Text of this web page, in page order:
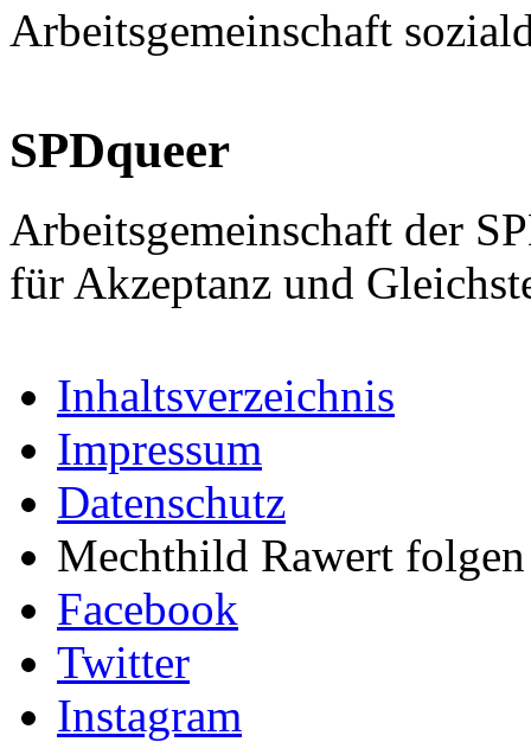
Arbeitsgemeinschaft
SPDqueer
Arbeitsgemeinschaft der
für Akzeptanz und
Inhaltsverzeichnis
Impressum
Datenschutz
Mechthild Rawert
Facebook
Twitter
Instagram